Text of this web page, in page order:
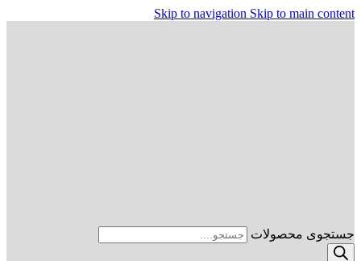
Skip to navigation Skip to main content
جستجوی محصولات